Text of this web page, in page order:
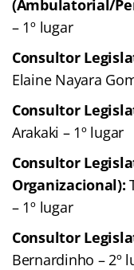
(Ambulatorial/
– 1º lugar
Consultor
Elaine Nayara
Consultor
Arakaki – 1º lugar
Consultor
Organizacional):
– 1º lugar
Consultor
Bernardinho – 2º